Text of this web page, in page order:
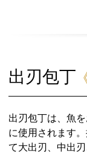
出刃包丁
出刃包丁は、魚
に使用されます
て大出刃、中出